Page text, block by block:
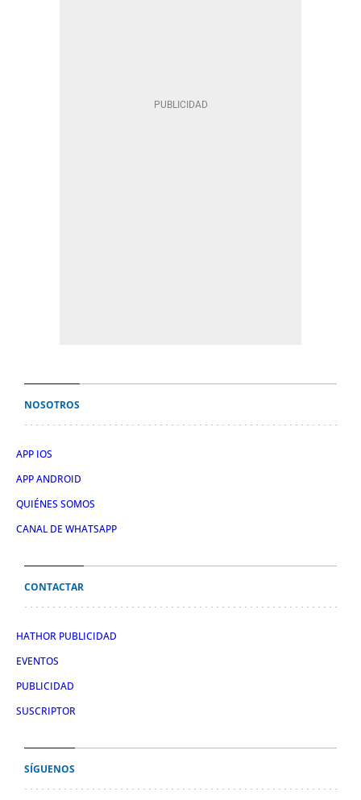
NOSOTROS
APP IOS
APP ANDROID
QUIÉNES SOMOS
CANAL DE WHATSAPP
CONTACTAR
HATHOR PUBLICIDAD
EVENTOS
PUBLICIDAD
SUSCRIPTOR
SÍGUENOS